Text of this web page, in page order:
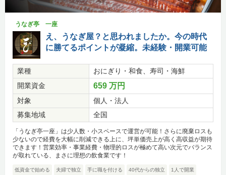
うなぎ亭 一座
え、うなぎ屋？と思われましたか。今の時代
に勝てるポイントが凝縮。未経験・開業可能
業種
おにぎり・和食、寿司・海鮮
開業資金
659 万円
対象
個人・法人
募集地域
全国
「うなぎ亭一座」は少人数・小スペースで運営が可能！さらに廃棄ロスも
少ないので経費を大幅に削減できる上に、坪単価売上が高く高収益が期待
できます！営業効率・事業経費・物理的ロスが極めて高い次元でバランス
が取れている、まさに理想の飲食業です！
低資金で始める 夫婦で独立 手に職を付ける 40代からの独立 1人で開業